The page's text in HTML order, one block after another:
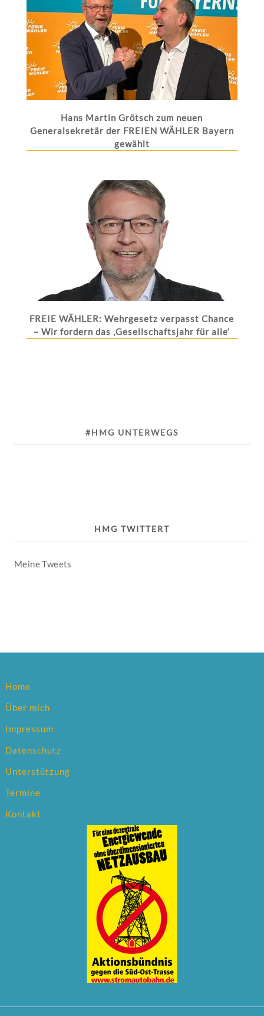
Hans Martin Grötsch zum neuen
Generalsekretär der FREIEN WÄHLER Bayern
gewählt
FREIE WÄHLER: Wehrgesetz verpasst Chance
– Wir fordern das ‚Gesellschaftsjahr für alle‘
#HMG UNTERWEGS
HMG TWITTERT
Meine Tweets
Home
Über mich
Impressum
Datenschutz
Unterstützung
Termine
Kontakt